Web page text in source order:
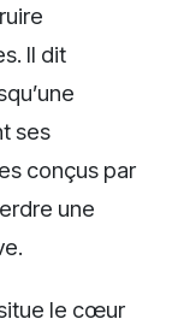
Il dit
ses
conçus par
une
le cœur